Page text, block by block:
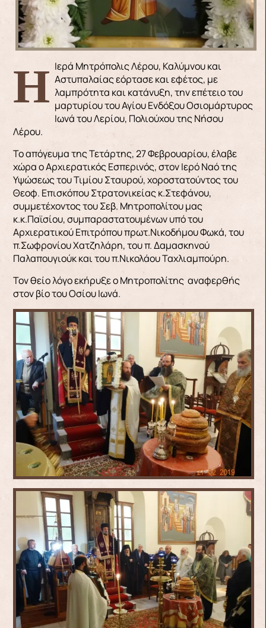
Η Ιερά Μητρόπολις Λέρου, Καλύμνου και Αστυπαλαίας εόρτασε και εφέτος, με
λαμπρότητα και κατάνυξη, την επέτειο του
μαρτυρίου του Αγίου Ενδόξου Οσιομάρτυρος
Ιωνά του Λερίου, Πολιούχου της Νήσου
Λέρου.
Το απόγευμα της Τετάρτης, 27 Φεβρουαρίου, έλαβε
χώρα ο Αρχιερατικός Εσπερινός, στον Ιερό Ναό της
Υψώσεως του Τιμίου Σταυρού, χοροστατούντος του
Θεοφ. Επισκόπου Στρατονικείας κ.Στεφάνου,
συμμετέχοντος του Σεβ. Μητροπολίτου μας
κ.κ.Παϊσίου, συμπαραστατουμένων υπό του
Αρχιερατικού Επιτρόπου πρωτ.Νικοδήμου Φωκά, του
π.Σωφρονίου Χατζηλάρη, του π. Δαμασκηνού
Παλαπουγιούκ και του π.Νικολάου Ταχλιαμπούρη.
Τον θείο λόγο εκήρυξε ο Μητροπολίτης αναφερθής
στον βίο του Οσίου Ιωνά.